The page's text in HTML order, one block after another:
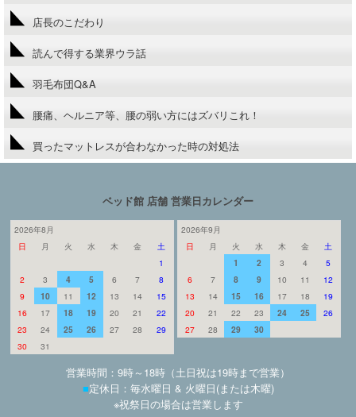
店長のこだわり
読んで得する業界ウラ話
羽毛布団Q&A
腰痛、ヘルニア等、腰の弱い方にはズバリこれ！
買ったマットレスが合わなかった時の対処法
ベッド館 店舗 営業日カレンダー
2026年8月
日
月 火 水 木 金
土
1
2
3 4 5 6 7
8
9
10 11 12 13 14
15
16
17 18 19 20 21
22
23
24 25 26 27 28
29
30
31
2026年9月
日
月 火 水 木 金
土
1
2 3 4
5
6
7 8 9 10 11
12
13
14 15 16 17 18
19
20
21 22 23 24 25
26
27
28 29 30
営業時間：9時～18時（土日祝は19時まで営業）
■定休日：毎水曜日 & 火曜日(または木曜)
※祝祭日の場合は営業します